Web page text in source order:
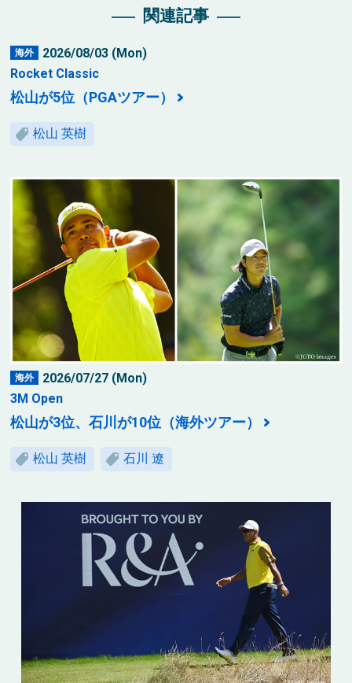
関連記事
海外
2026/08/03 (Mon)
Rocket Classic
松山が5位（PGAツアー）
松山 英樹
海外
2026/07/27 (Mon)
3M Open
松山が3位、石川が10位（海外ツアー）
松山 英樹 石川 遼